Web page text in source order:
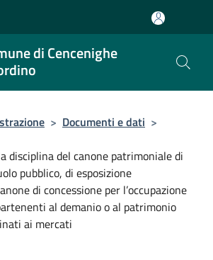
di Cencenighe
> Documenti e dati >
disciplina del canone patrimoniale di
pubblico, di esposizione
di concessione per l’occupazione
al demanio o al patrimonio
ai mercati